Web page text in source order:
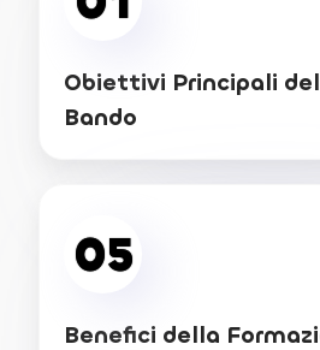
Obiettivi Principali del
Bando
05
Benefici della